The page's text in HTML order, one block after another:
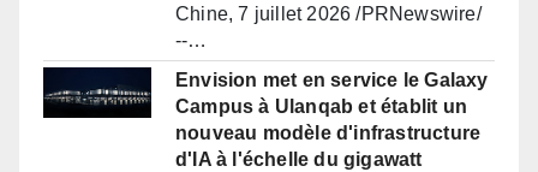
Chine, 7 juillet 2026 /PRNewswire/
--…
Envision met en service le Galaxy
Campus à Ulanqab et établit un
nouveau modèle d'infrastructure
d'IA à l'échelle du gigawatt